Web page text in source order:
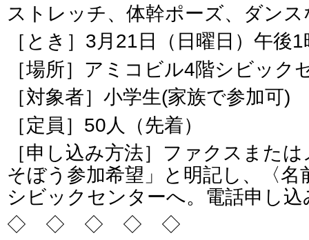
ストレッチ、体幹ポーズ、ダンス
［とき］3月21日（日曜日）午後
［場所］アミコビル4階シビック
［対象者］小学生(家族で参加可)
［定員］50人（先着）
［申し込み方法］ファクスまた
そぼう参加希望」と明記し、〈
シビックセンターへ。電話申し込
◇ ◇ ◇ ◇ ◇